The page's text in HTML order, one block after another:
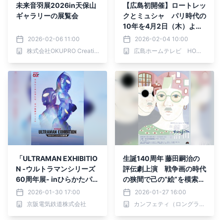
未来音羽展2026in天保山
ギャラリーの展覧会
2026-02-06 11:00
株式会社OKUPRO Creative
【広島初開催】ロートレッ
クとミュシャ パリ時代の
10年を4月2日（木）より
開催2026-02-04 10:00
広島ホームテレビ HOMEイベントセンター
「ULTRAMAN EXHIBITIO
N -ウルトラマンシリーズ
60周年展- inひらかたパー
ク」2026-01-30 17:00
京阪電気鉄道株式会社
生誕140周年 藤田嗣治の
評伝劇上演 戦争画の時代
の狭間で己の“絵”を模索し
続けた、日本人画家の傷を
抉る
2026-01-27 16:00
カンフェティ（ロングランプランニング株式会社）